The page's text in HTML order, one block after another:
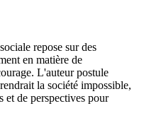
repose sur des
en matière de
L'auteur postule
la société impossible,
et de perspectives pour